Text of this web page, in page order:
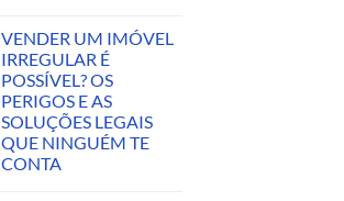
VENDER UM IMÓVEL
IRREGULAR É
POSSÍVEL? OS
PERIGOS E AS
SOLUÇÕES LEGAIS
QUE NINGUÉM TE
CONTA